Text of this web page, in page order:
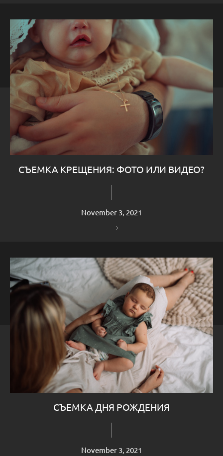
СЪЕМКА КРЕЩЕНИЯ: ФОТО ИЛИ ВИДЕО?
November 3, 2021
СЪЕМКА ДНЯ РОЖДЕНИЯ
November 3, 2021